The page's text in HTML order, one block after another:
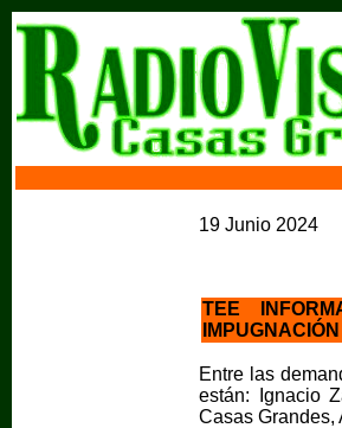
19 Junio 2024
TEE
Entre las
están: Ignacio
Casas Grandes,